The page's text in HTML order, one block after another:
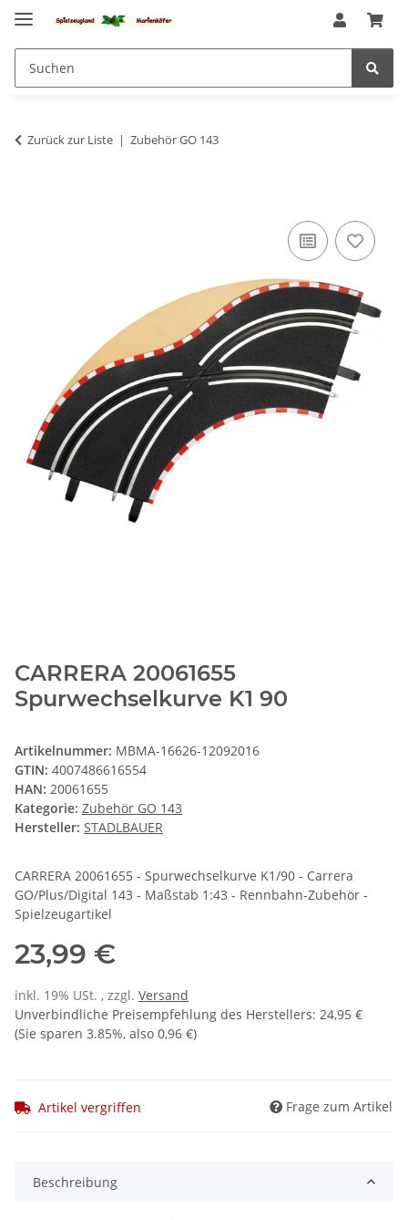
Zurück zur Liste Zubehör GO 143
CARRERA 20061655
Spurwechselkurve K1 90
Artikelnummer: MBMA-16626-12092016
GTIN: 4007486616554
HAN: 20061655
Kategorie: Zubehör GO 143
Hersteller: STADLBAUER
CARRERA 20061655 - Spurwechselkurve K1/90 - Carrera
GO/Plus/Digital 143 - Maßstab 1:43 - Rennbahn-Zubehör -
Spielzeugartikel
23,99 €
inkl. 19% USt. , zzgl. Versand
Unverbindliche Preisempfehlung des Herstellers: 24,95 €
(Sie sparen 3.85%, also 0,96 €)
Artikel vergriffen Frage zum Artikel
Beschreibung